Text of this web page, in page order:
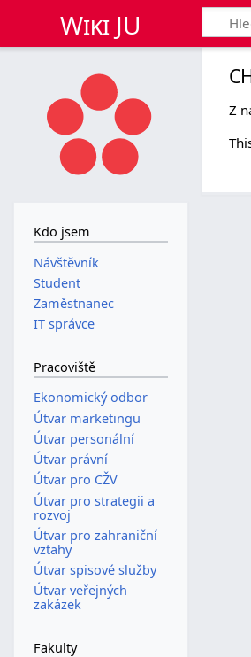
Wiki JU
Z
Kdo jsem
Návštěvník
Student
Zaměstnanec
IT správce
Pracoviště
Ekonomický odbor
Útvar marketingu
Útvar personální
Útvar právní
Útvar pro CŽV
Útvar pro strategii a
rozvoj
Útvar pro zahraniční
vztahy
Útvar spisové služby
Útvar veřejných
zakázek
Fakulty